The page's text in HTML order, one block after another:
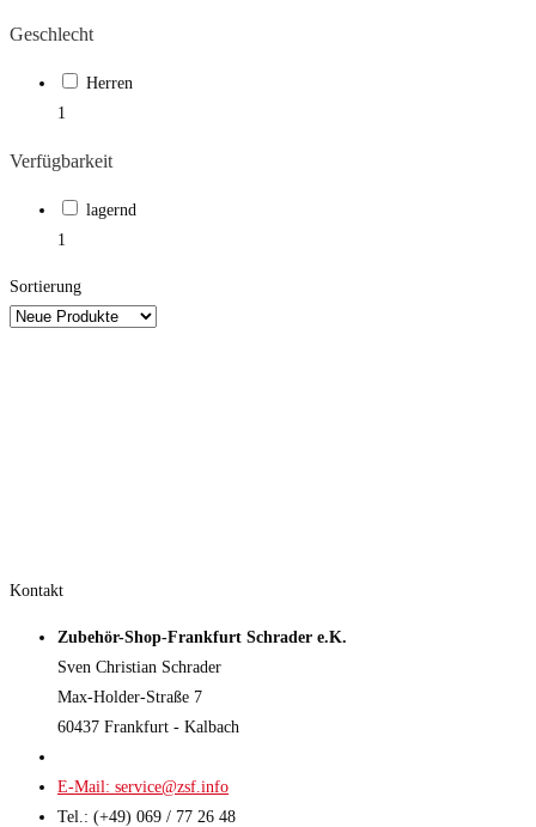
Geschlecht
Herren
1
Verfügbarkeit
lagernd
1
Sortierung
Kontakt
Zubehör-Shop-Frankfurt Schrader e.K.
Sven Christian Schrader
Max-Holder-Straße 7
60437 Frankfurt - Kalbach
E-Mail: service@zsf.info
Tel.: (+49) 069 / 77 26 48